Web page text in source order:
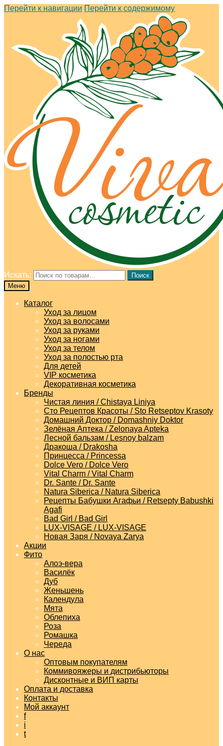
Перейти к навигации Перейти к содержимому
Искать:
Поиск
Меню
Каталог
Уход за лицом
Уход за волосами
Уход за руками
Уход за ногами
Уход за телом
Уход за полостью рта
Для детей
VIP косметика
Декоративная косметика
Бренды
Чистая линия / Chistaya Liniya
Сто Рецептов Красоты / Sto Retseptov Krasoty
Домашний Доктор / Domashniy Doktor
Зелёная Аптека / Zelonaya Apteka
Лесной бальзам / Lesnoy balzam
Дракоша / Drakosha
Принцесса / Princessa
Dolce Vero / Dolce Vero
Vital Charm / Vital Charm
Dr. Sante / Dr. Sante
Natura Siberica / Natura Siberica
Рецепты Бабушки Агафьи / Retsepty Babushki
Agafi
Bad Girl / Bad Girl
LUX-VISAGE / LUX-VISAGE
Новая Заря / Novaya Zarya
Акции
Фито
Алоэ-вера
Василёк
Дуб
Женьшень
Календула
Мята
Облепиха
Роза
Ромашка
Череда
О нас
Оптовым покупателям
Коммивояжеры и дистрибьюторы
Дисконтные и ВИП карты
Оплата и доставка
Контакты
Мой аккаунт
f
i
t